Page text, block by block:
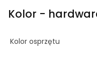
Kolor -
Kolor osprzętu